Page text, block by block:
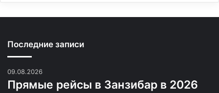
Последние записи
09.08.2026
Прямые рейсы в Занзибар в 2026